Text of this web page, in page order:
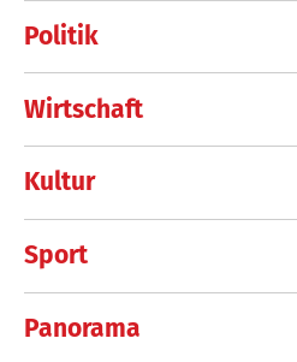
Politik
Wirtschaft
Kultur
Sport
Panorama